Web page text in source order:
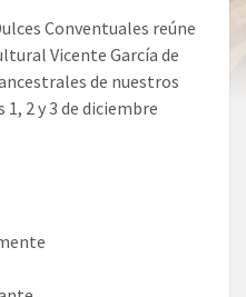
Conventuales reúne
Vicente García de
de nuestros
2 y 3 de diciembre